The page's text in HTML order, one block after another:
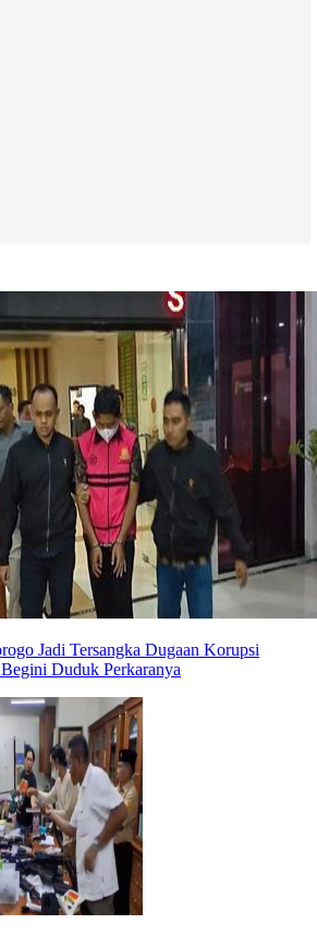
Jadi Tersangka Dugaan Korupsi
Duduk Perkaranya